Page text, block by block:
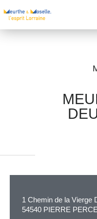
1 Chemin de la Vierge
54540 PIERRE
Téléphone